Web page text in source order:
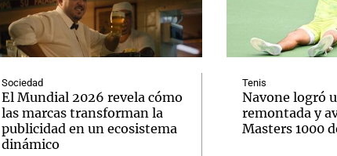
Sociedad
El Mundial 2026 revela cómo
las marcas transforman la
publicidad en un ecosistema
dinámico
Tenis
Navone logró
remontada y
Masters 1000